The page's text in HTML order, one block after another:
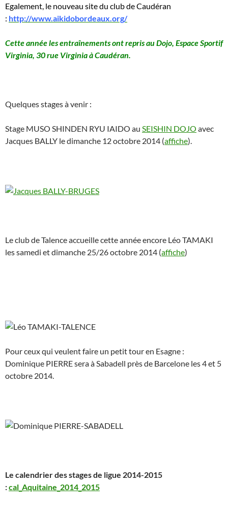
Egalement, le nouveau site du club de Caudéran
: http://www.aikidobordeaux.org/
Cette année les entraînements ont repris au Dojo, Espace Sportif
Virginia, 30 rue Virginia à Caudéran.
Quelques stages à venir :
Stage MUSO SHINDEN RYU IAIDO au SEISHIN DOJO avec
Jacques BALLY le dimanche 12 octobre 2014 (affiche).
Le club de Talence accueille cette année encore Léo TAMAKI
les samedi et dimanche 25/26 octobre 2014 (affiche)
Pour ceux qui veulent faire un petit tour en Esagne :
Dominique PIERRE sera à Sabadell près de Barcelone les 4 et 5
octobre 2014.
Le calendrier des stages de ligue 2014-2015
:cal_Aquitaine_2014_2015